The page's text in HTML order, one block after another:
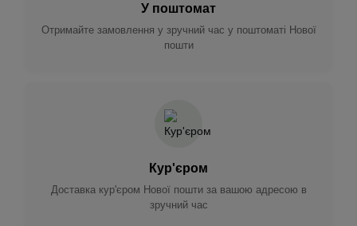
У поштомат
Отримайте замовлення у зручний час у поштоматі Нової
пошти
Кур'єром
Доставка кур'єром Нової пошти за вашою адресою в
зручний час